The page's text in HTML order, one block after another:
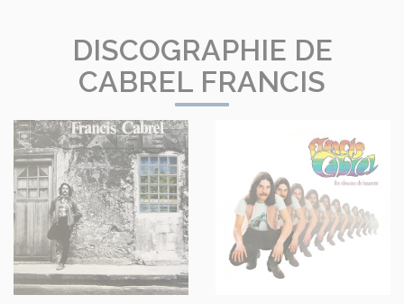
DISCOGRAPHIE DE
CABREL FRANCIS